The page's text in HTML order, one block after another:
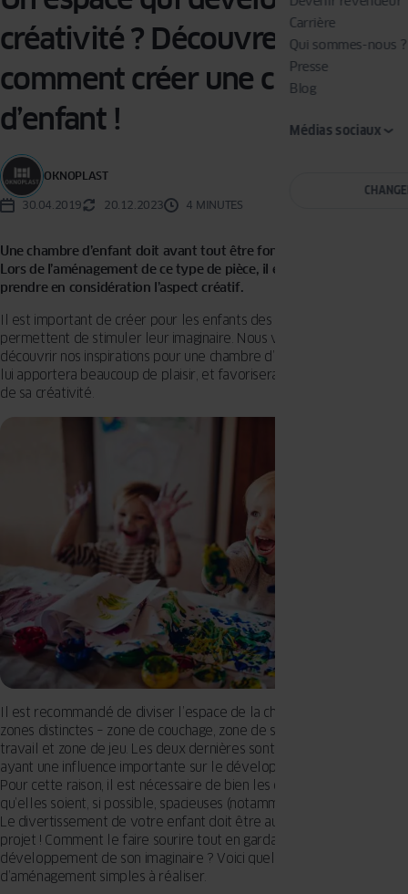
Carrière
Qui sommes-nous ?
Presse
Blog
Médias sociaux
créativité ? Découvrez
comment créer une chambre
d’enfant !
OKNOPLAST
30.04.2019 20.12.2023 4 MINUTES
Une chambre d’enfant doit avant tout être fonctionnelle et sure.
Lors de l’aménagement de ce type de pièce, il est également bon de
prendre en considération l’aspect créatif.
Il est important de créer pour les enfants des espaces qui leur
permettent de stimuler leur imaginaire. Nous vous invitons à
découvrir nos inspirations pour une chambre d’enfant qui, avant tout,
lui apportera beaucoup de plaisir, et favorisera le développement
de sa créativité.
Il est recommandé de diviser l’espace de la chambre en plusieurs
zones distinctes – zone de couchage, zone de stockage, zone de
travail et zone de jeu. Les deux dernières sont considérées comme
ayant une influence importante sur le développement de l’enfant.
Pour cette raison, il est nécessaire de bien les organiser pour
qu’elles soient, si possible, spacieuses (notamment l’espace de jeu).
Le divertissement de votre enfant doit être au cœur de votre
projet ! Comment le faire sourire tout en gardant à l’esprit le
développement de son imaginaire ? Voici quelques idées
d’aménagement simples à réaliser.